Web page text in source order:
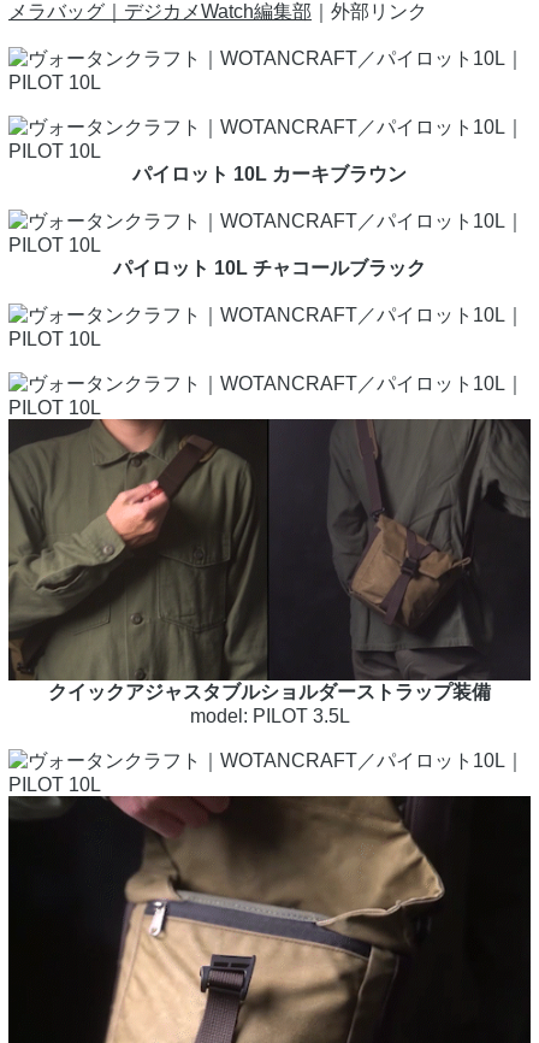
メラバッグ｜デジカメWatch編集部 ｜外部リンク
パイロット 10L カーキブラウン
パイロット 10L チャコールブラック
クイックアジャスタブルショルダーストラップ装備
model: PILOT 3.5L